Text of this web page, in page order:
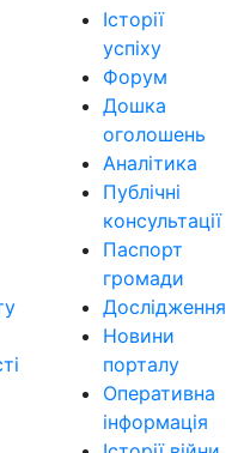
Історії
успіху
Форум
Дошка
оголошень
Аналітика
Публічні
консультації
Паспорт
громади
Дослідження
Новини
порталу
Оперативна
інформація